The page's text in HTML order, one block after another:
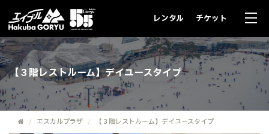
レンタル チケット
【３階レストルーム】デイユースタイプ
エスカルプラザ 【３階レストルーム】デイユースタイプ